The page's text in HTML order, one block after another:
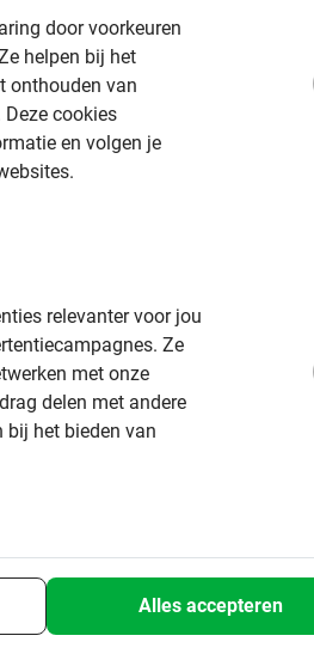
door voorkeuren
helpen bij het
onthouden van
Deze cookies
en volgen je
relevanter voor jou
Ze
met onze
delen met andere
bij het bieden van
Alles accepteren